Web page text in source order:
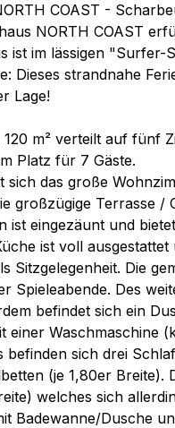
COAST -
NORTH COAST
ist im lässigen "Surfer-
Dieses strandnahe
Lage!
m² verteilt auf fünf
Platz für 7 Gäste.
sich das große
großzügige Terrasse /
ist eingezäunt und
ist voll
Sitzgelegenheit. Die
Spieleabende. Des
befindet sich ein
einer Waschmaschine
befinden sich drei
(je 1,80er
welches sich
Badewanne/Dusche